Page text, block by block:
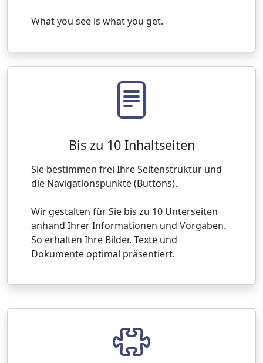
What you see is what you get.
Bis zu 10 Inhaltseiten
Sie bestimmen frei Ihre Seitenstruktur und
die Navigationspunkte (Buttons).
Wir gestalten für Sie bis zu 10 Unterseiten
anhand Ihrer Informationen und Vorgaben.
So erhalten Ihre Bilder, Texte und
Dokumente optimal präsentiert.